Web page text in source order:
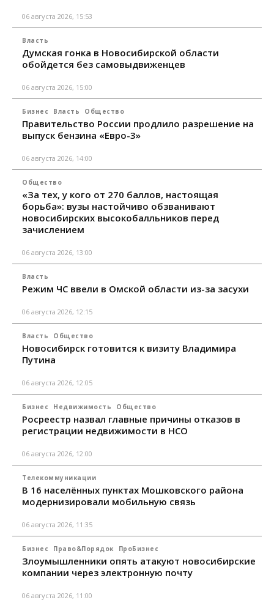
06 августа 2026, 15:53
Власть
Думская гонка в Новосибирской области
обойдется без самовыдвиженцев
06 августа 2026, 15:00
Бизнес Власть Общество
Правительство России продлило разрешение на
выпуск бензина «Евро-3»
06 августа 2026, 14:00
Общество
«За тех, у кого от 270 баллов, настоящая
борьба»: вузы настойчиво обзванивают
новосибирских высокобалльников перед
зачислением
06 августа 2026, 13:00
Власть
Режим ЧС ввели в Омской области из-за засухи
06 августа 2026, 12:15
Власть Общество
Новосибирск готовится к визиту Владимира
Путина
06 августа 2026, 12:05
Бизнес Недвижимость Общество
Росреестр назвал главные причины отказов в
регистрации недвижимости в НСО
06 августа 2026, 12:00
Телекоммуникации
В 16 населённых пунктах Мошковского района
модернизировали мобильную связь
06 августа 2026, 11:35
Бизнес Право&Порядок ПроБизнес
Злоумышленники опять атакуют новосибирские
компании через электронную почту
06 августа 2026, 11:00